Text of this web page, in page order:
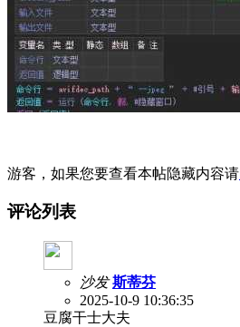
游客，如果您要查看本帖隐藏内容请
评论列表
沙发 斯蒂芬
2025-10-9 10:36:35
豆腐干士大夫